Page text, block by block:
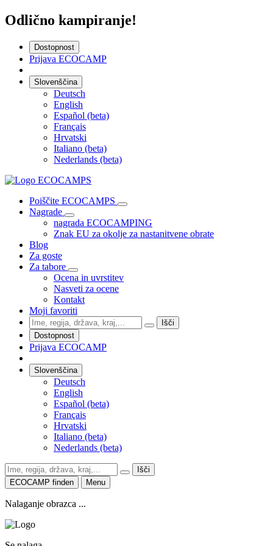
Odlično kampiranje!
Dostopnost
Prijava ECOCAMP
Slovenščina
Deutsch
English
Español (beta)
Français
Hrvatski
Italiano (beta)
Nederlands (beta)
Poiščite ECOCAMPS
Nagrade
nagrada ECOCAMPING
Znak EU za okolje za nastanitvene obrate
Blog
Za goste
Za tabore
Ocena in uvrstitev
Nasveti za ocene
Kontakt
Moji favoriti
Išči
Dostopnost
Prijava ECOCAMP
Slovenščina
Deutsch
English
Español (beta)
Français
Hrvatski
Italiano (beta)
Nederlands (beta)
Išči
ECOCAMP finden
Menu
Nalaganje obrazca ...